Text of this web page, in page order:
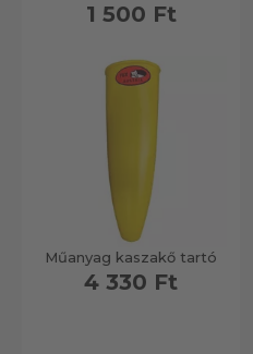
1 500 Ft
Műanyag kaszakő tartó
4 330 Ft